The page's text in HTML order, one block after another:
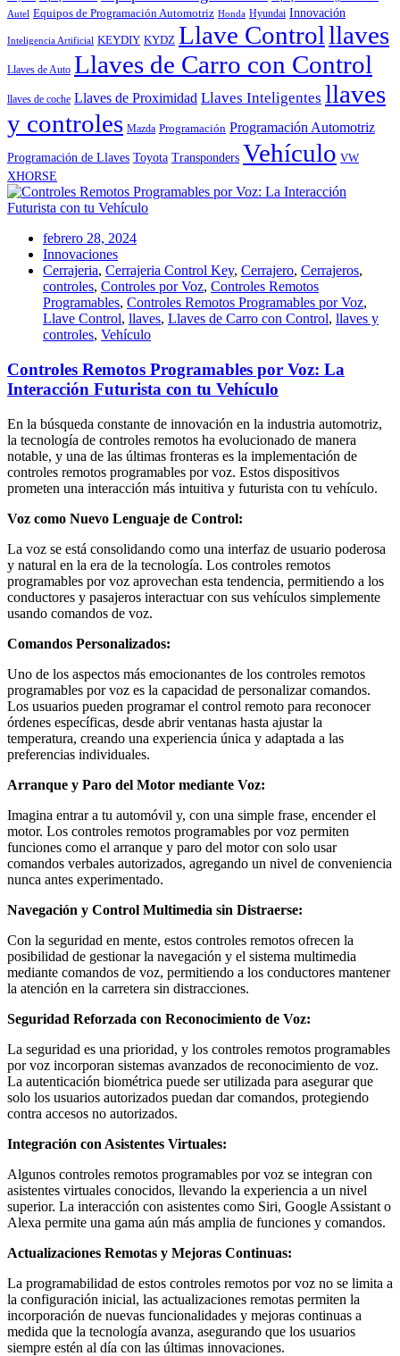
Autel Equipos de Programación Automotriz Honda Hyundai Innovación
Inteligencia Artificial KEYDIY KYDZ Llave Controlllaves
Llaves de Auto Llaves de Carro con Control
llaves de coche Llaves de Proximidad Llaves Inteligentes llaves
y controles Mazda Programación Programación Automotriz
Programación de Llaves Toyota Transponders Vehículo VW
XHORSE
febrero 28, 2024
Innovaciones
Cerrajeria, Cerrajeria Control Key, Cerrajero, Cerrajeros,
controles, Controles por Voz, Controles Remotos
Programables, Controles Remotos Programables por Voz,
Llave Control, llaves, Llaves de Carro con Control, llaves y
controles, Vehículo
Controles Remotos Programables por Voz: La
Interacción Futurista con tu Vehículo
En la búsqueda constante de innovación en la industria automotriz,
la tecnología de controles remotos ha evolucionado de manera
notable, y una de las últimas fronteras es la implementación de
controles remotos programables por voz. Estos dispositivos
prometen una interacción más intuitiva y futurista con tu vehículo.
Voz como Nuevo Lenguaje de Control:
La voz se está consolidando como una interfaz de usuario poderosa
y natural en la era de la tecnología. Los controles remotos
programables por voz aprovechan esta tendencia, permitiendo a los
conductores y pasajeros interactuar con sus vehículos simplemente
usando comandos de voz.
Comandos Personalizados:
Uno de los aspectos más emocionantes de los controles remotos
programables por voz es la capacidad de personalizar comandos.
Los usuarios pueden programar el control remoto para reconocer
órdenes específicas, desde abrir ventanas hasta ajustar la
temperatura, creando una experiencia única y adaptada a las
preferencias individuales.
Arranque y Paro del Motor mediante Voz:
Imagina entrar a tu automóvil y, con una simple frase, encender el
motor. Los controles remotos programables por voz permiten
funciones como el arranque y paro del motor con solo usar
comandos verbales autorizados, agregando un nivel de conveniencia
nunca antes experimentado.
Navegación y Control Multimedia sin Distraerse:
Con la seguridad en mente, estos controles remotos ofrecen la
posibilidad de gestionar la navegación y el sistema multimedia
mediante comandos de voz, permitiendo a los conductores mantener
la atención en la carretera sin distracciones.
Seguridad Reforzada con Reconocimiento de Voz:
La seguridad es una prioridad, y los controles remotos programables
por voz incorporan sistemas avanzados de reconocimiento de voz.
La autenticación biométrica puede ser utilizada para asegurar que
solo los usuarios autorizados puedan dar comandos, protegiendo
contra accesos no autorizados.
Integración con Asistentes Virtuales:
Algunos controles remotos programables por voz se integran con
asistentes virtuales conocidos, llevando la experiencia a un nivel
superior. La interacción con asistentes como Siri, Google Assistant o
Alexa permite una gama aún más amplia de funciones y comandos.
Actualizaciones Remotas y Mejoras Continuas:
La programabilidad de estos controles remotos por voz no se limita a
la configuración inicial, las actualizaciones remotas permiten la
incorporación de nuevas funcionalidades y mejoras continuas a
medida que la tecnología avanza, asegurando que los usuarios
siempre estén al día con las últimas innovaciones.